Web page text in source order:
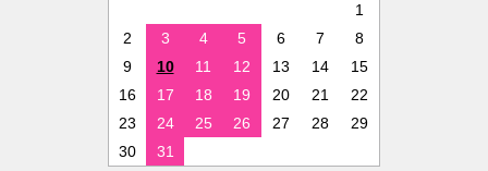
1
2
3 4 5 6 7
8
9
10 11 12 13 14
15
16
17 18 19 20 21
22
23
24 25 26 27 28
29
30
31